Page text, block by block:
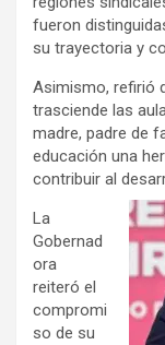
fueron
su trayectoria y
Asimismo, refirió
trasciende las
madre, padre de
educación una
contribuir al
La
Gobernad
ora
reiteró el
compromi
so de su